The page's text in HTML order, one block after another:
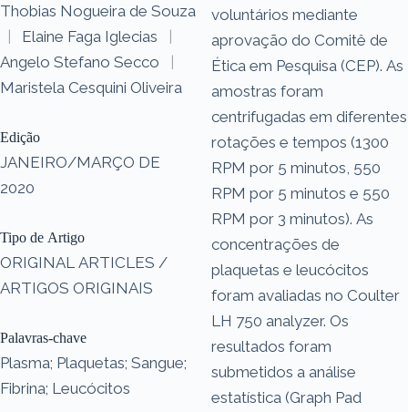
Thobias Nogueira de Souza
|
Elaine Faga Iglecias
|
Angelo Stefano Secco
|
Maristela Cesquini Oliveira
Edição
JANEIRO/MARÇO DE
2020
Tipo de Artigo
ORIGINAL ARTICLES /
ARTIGOS ORIGINAIS
Palavras-chave
Plasma; Plaquetas; Sangue;
Fibrina; Leucócitos
voluntários mediante
aprovação do Comitê de
Ética em Pesquisa (CEP). As
amostras foram
centrifugadas em diferentes
rotações e tempos (1300
RPM por 5 minutos, 550
RPM por 5 minutos e 550
RPM por 3 minutos). As
concentrações de
plaquetas e leucócitos
foram avaliadas no Coulter
LH 750 analyzer. Os
resultados foram
submetidos a análise
estatística (Graph Pad